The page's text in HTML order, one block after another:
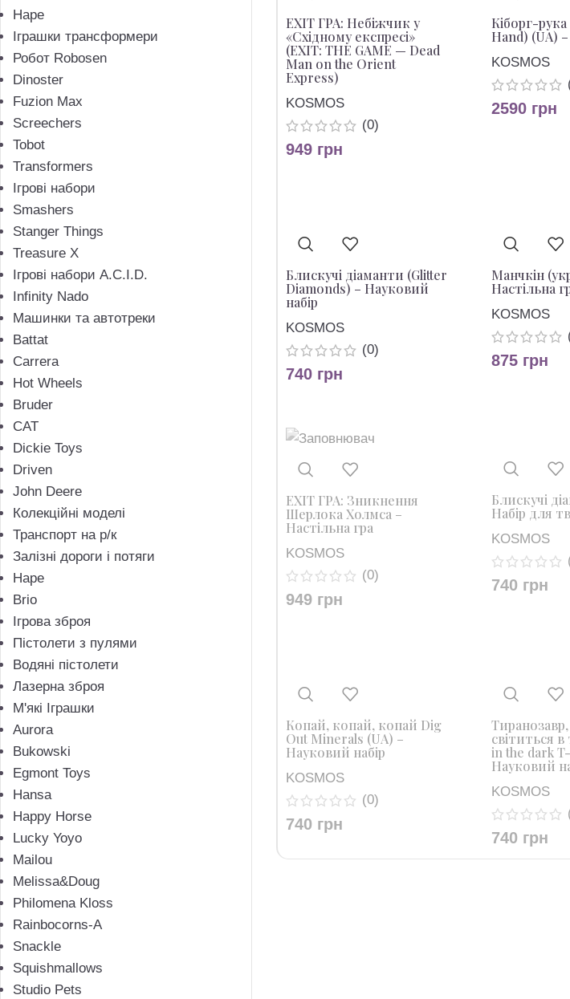
Hape
Іграшки трансформери
Робот Robosen
Dinoster
Fuzion Max
Screechers
Tobot
Transformers
Ігрові набори
Smashers
Stanger Things
Treasure X
Ігрові набори A.C.I.D.
Infinity Nado
Машинки та автотреки
Battat
Carrera
Hot Wheels
Bruder
CAT
Dickie Toys
Driven
John Deere
Колекційні моделі
Транспорт на р/к
Залізні дороги і потяги
Hape
Brio
Ігрова зброя
Пістолети з пулями
Водяні пістолети
Лазерна зброя
M'які Іграшки
Aurora
Bukowski
Egmont Toys
Hansa
Happy Horse
Lucky Yoyo
Mailou
Melissa&Doug
Philomena Kloss
Rainbocorns-A
Snackle
Squishmallows
Studio Pets
EXIT ГРА: Небіжчик у
«Східному експресі»
(EXIT: THE GAME — Dead
Man on the Orient
Express)
KOSMOS
(0)
949 грн
Кіборг-
Hand) (UA)
KOSMOS
2590 грн
Блискучі діаманти (Glitter
Diamonds) – Науковий
набір
KOSMOS
(0)
740 грн
Манчкін
Настільна
KOSMOS
875 грн
EXIT ГРА: Зникнення
Шерлока Холмса –
Настільна гра
KOSMOS
(0)
949 грн
Блискучі
Набір для
KOSMOS
740 грн
Копай, копай, копай Dig
Out Minerals (UA) –
Науковий набір
KOSMOS
(0)
740 грн
світиться в
in the dark
Науковий
KOSMOS
740 грн